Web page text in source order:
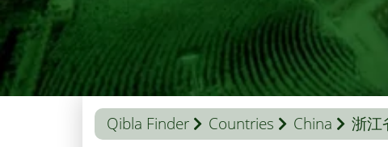
Qibla Finder Countries China 浙江